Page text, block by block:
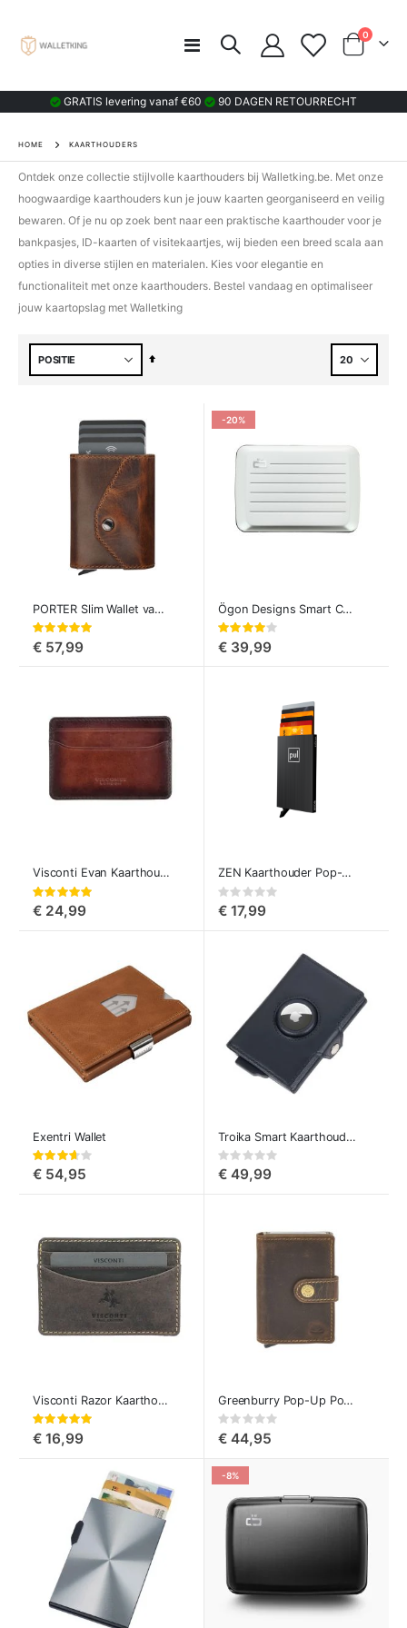
Toggle
0
GRATIS levering vanaf €60 90 DAGEN RETOURRECHT
HOME KAARTHOUDERS
Ontdek onze collectie stijlvolle kaarthouders bij Walletking.be. Met onze
hoogwaardige kaarthouders kun je jouw kaarten georganiseerd en veilig
bewaren. Of je nu op zoek bent naar een praktische kaarthouder voor je
bankpasjes, ID-kaarten of visitekaartjes, wij bieden een breed scala aan
opties in diverse stijlen en materialen. Kies voor elegantie en
functionaliteit met onze kaarthouders. Bestel vandaag en optimaliseer
jouw kaartopslag met Walletking
Van
PORTER Slim Wallet van Pularys
Waardering:
€ 57,99
-20%
Ögon Designs Smart Credit Card Case V2 Aluminium Portemonnee
Waardering:
€ 39,99
Visconti Evan Kaarthouder
Waardering:
100%
€ 24,99
ZEN Kaarthouder Pop-Up
Rating:
0%
€ 17,99
Exentri Wallet
Waardering:
€ 54,95
Troika Smart Kaarthouder met AirTag-houder
Rating:
€ 49,99
Visconti Razor Kaarthouder
Waardering:
€ 16,99
Greenburry Pop-Up Portemonnee Vintage
Rating:
€ 44,95
-8%